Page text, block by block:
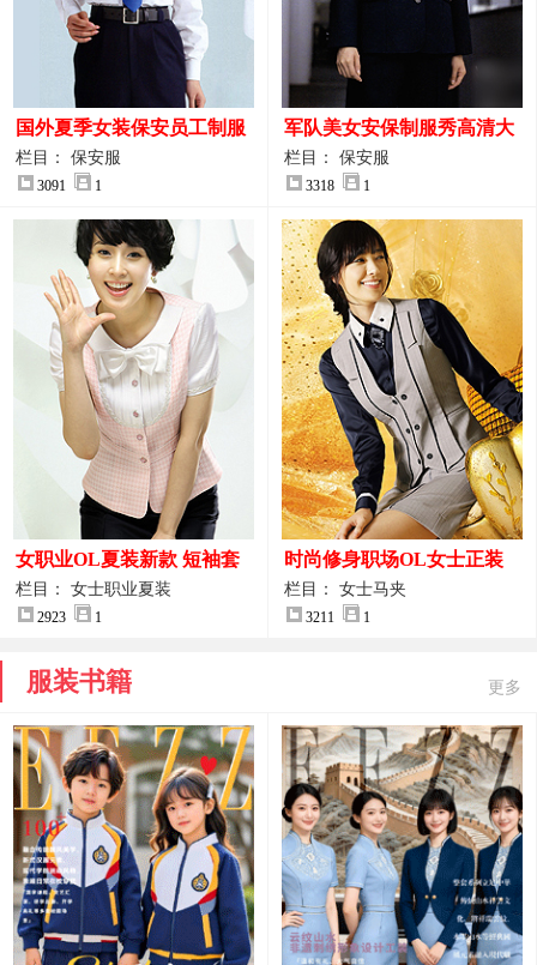
国外夏季女装保安员工制服
装大图
栏目： 保安服
3091 1
军队美女安保制服秀高清大
图
栏目： 保安服
3318 1
女职业OL夏装新款 短袖套
装女正装
栏目： 女士职业夏装
2923 1
时尚修身职场OL女士正装
马甲拍摄大图
栏目： 女士马夹
3211 1
服装书籍 更多